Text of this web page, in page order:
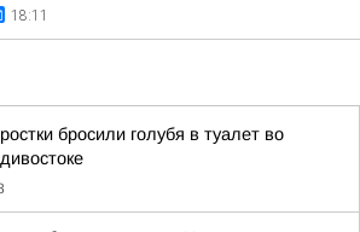
18:11
бросили голубя в туалет во